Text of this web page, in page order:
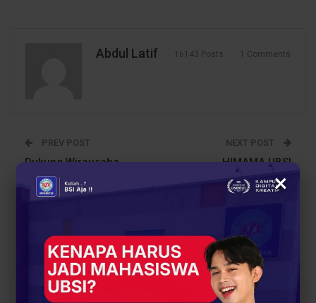
Abdul Latif 16143 Posts 1 Comments
PREV POST
Dukung Wirausaha
Muda, UBSI Kampus
Pontianak Gelar
dan PKM-K
NEXT POST
HIMAMA UBSI
Gaungkan “Sinergi
untuk Masa Depan”
×